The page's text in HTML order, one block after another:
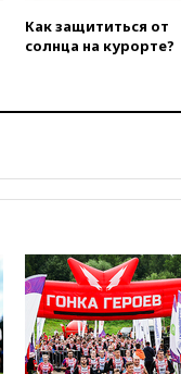
Как защититься от
солнца на курорте?